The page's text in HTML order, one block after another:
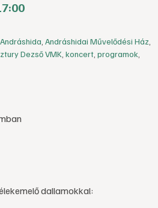
Andráshida Andráshidai Művelődési Ház
Dezső VMK koncert programok
dallamokkal: